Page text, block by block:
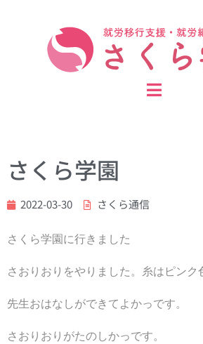
さくら学園
2022-03-30 さくら通信
さくら学園に行きました
さおりおりをやりました。糸はピンク
先生おはなしができてよかっです。
さおりおりがたのしかっです。